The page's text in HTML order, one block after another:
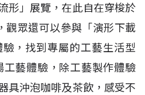
形」展覽，在此自在穿梭於
觀眾還可以參與「演形下載
，找到專屬的工藝生活型
藝體驗，除工藝製作體驗
具沖泡咖啡及茶飲，感受不